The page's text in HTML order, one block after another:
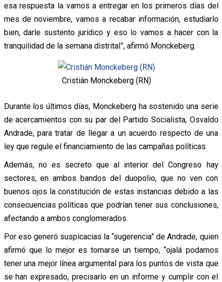
esa respuesta la vamos a entregar en los primeros días del
mes de noviembre, vamos a recabar información, estudiarlo
bien, darle sustento jurídico y eso lo vamos a hacer con la
tranquilidad de la semana distrital”, afirmó Monckeberg.
Cristián Monckeberg (RN)
Durante los últimos días, Monckeberg ha sostenido una serie
de acercamientos con su par del Partido Socialista, Osvaldo
Andrade, para tratar de llegar a un acuerdo respecto de una
ley que regule el financiamiento de las campañas políticas.
Además, no es secreto que al interior del Congreso hay
sectores, en ambos bandos del duopolio, que no ven con
buenos ojos la constitución de estas instancias debido a las
consecuencias políticas que podrían tener sus conclusiones,
afectando a ambos conglomerados.
Por eso generó suspicacias la “sugerencia” de Andrade, quien
afirmó que lo mejor es tomarse un tiempo, “ojalá podamos
tener una mejor línea argumental para los puntos de vista que
se han expresado, precisarlo en un informe y cumplir con el